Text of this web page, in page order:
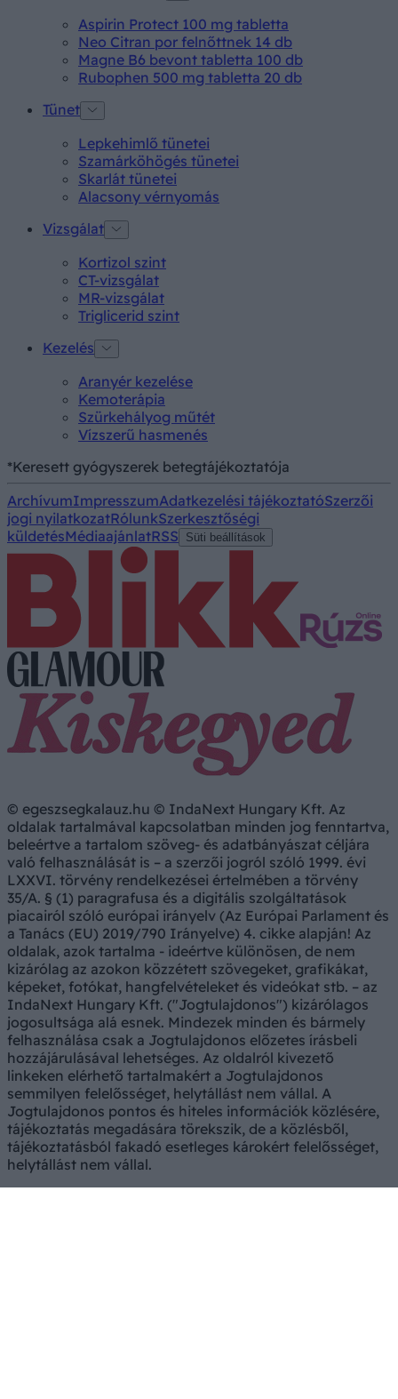
Aspirin Protect 100 mg tabletta
Neo Citran por felnőttnek 14 db
Magne B6 bevont tabletta 100 db
Rubophen 500 mg tabletta 20 db
Tünet
Lepkehimlő tünetei
Szamárköhögés tünetei
Skarlát tünetei
Alacsony vérnyomás
Vizsgálat
Kortizol szint
CT-vizsgálat
MR-vizsgálat
Triglicerid szint
Kezelés
Aranyér kezelése
Kemoterápia
Szürkehályog műtét
Vízszerű hasmenés
*Keresett gyógyszerek betegtájékoztatója
ArchívumImpresszumAdatkezelési tájékoztatóSzerzői
jogi nyilatkozatRólunkSzerkesztőségi
küldetésMédiaajánlatRSS Süti beállítások
© egeszsegkalauz.hu © IndaNext Hungary Kft. Az
oldalak tartalmával kapcsolatban minden jog fenntartva,
beleértve a tartalom szöveg- és adatbányászat céljára
való felhasználását is – a szerzői jogról szóló 1999. évi
LXXVI. törvény rendelkezései értelmében a törvény
35/A. § (1) paragrafusa és a digitális szolgáltatások
piacairól szóló európai irányelv (Az Európai Parlament és
a Tanács (EU) 2019/790 Irányelve) 4. cikke alapján! Az
oldalak, azok tartalma - ideértve különösen, de nem
kizárólag az azokon közzétett szövegeket, grafikákat,
képeket, fotókat, hangfelvételeket és videókat stb. – az
IndaNext Hungary Kft. ("Jogtulajdonos") kizárólagos
jogosultsága alá esnek. Mindezek minden és bármely
felhasználása csak a Jogtulajdonos előzetes írásbeli
hozzájárulásával lehetséges. Az oldalról kivezető
linkeken elérhető tartalmakért a Jogtulajdonos
semmilyen felelősséget, helytállást nem vállal. A
Jogtulajdonos pontos és hiteles információk közlésére,
tájékoztatás megadására törekszik, de a közlésből,
tájékoztatásból fakadó esetleges károkért felelősséget,
helytállást nem vállal.